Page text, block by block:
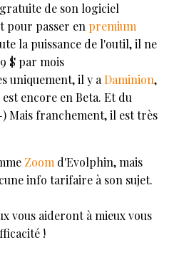
de son logiciel
pour passer en premium
la puissance de l'outil, il ne
$ par mois
uniquement, il y aDaminion,
encore en Beta. Et du
Mais franchement, il est très
Zoom d'Evolphin, mais
info tarifaire à son sujet.
vous aideront à mieux vous
!